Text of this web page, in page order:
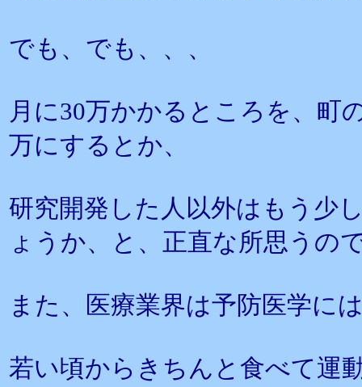
でも、でも、、、
月に30万かかるところを、町
万にするとか、
研究開発した人以外はもう少
ょうか、と、正直な所思うの
また、医療業界は予防医学に
若い頃からきちんと食べて運